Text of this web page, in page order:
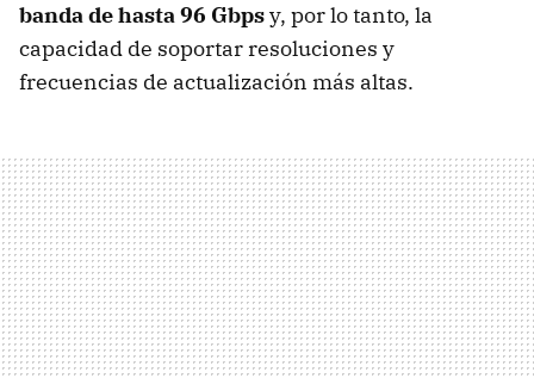
banda de hasta 96 Gbpsy, por lo tanto, la
capacidad de soportar resoluciones y
frecuencias de actualización más altas.